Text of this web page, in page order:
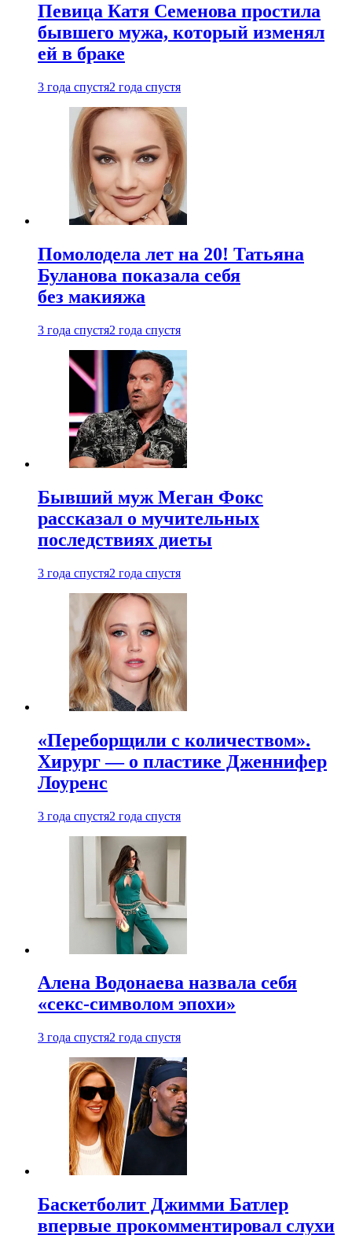
Певица Катя Семенова простила
бывшего мужа, который изменял
ей в браке
3 года спустя2 года спустя
Помолодела лет на 20! Татьяна
Буланова показала себя
без макияжа
3 года спустя2 года спустя
Бывший муж Меган Фокс
рассказал о мучительных
последствиях диеты
3 года спустя2 года спустя
«Переборщили с количеством».
Хирург — о пластике Дженнифер
Лоуренс
3 года спустя2 года спустя
Алена Водонаева назвала себя
«секс-символом эпохи»
3 года спустя2 года спустя
Баскетболит Джимми Батлер
впервые прокомментировал слухи